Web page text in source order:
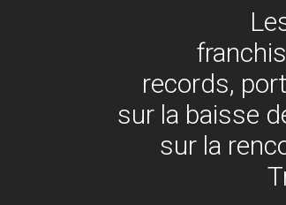
records,
sur la baisse
sur la